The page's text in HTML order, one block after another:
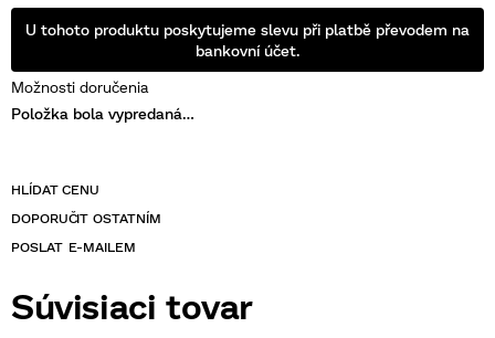
Možnosti doručenia
Položka bola vypredaná…
POSLAT
U tohoto produktu poskytujeme slevu při platbě převodem na
bankovní účet.
Súvisiaci tovar